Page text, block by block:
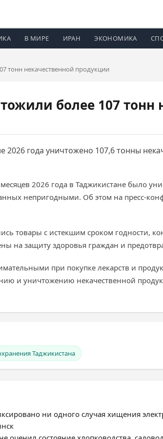
В МИРЕ ИРАН ЭКОНОМИКА
тонн некачественной продукции
более 107 тонн
2026 года уничтожено 107,6 тонны
2026 года в Таджикистане было
непригодными. Об этом на пресс-
товары с истекшим сроком годности,
на защиту здоровья граждан и
при покупке лекарств и
и уничтожению некачественной
Таджикистана
ни одного случая хищения